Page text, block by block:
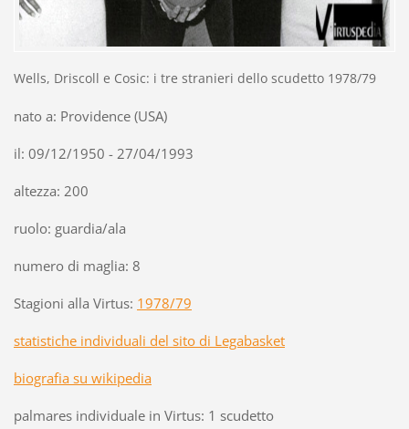
Wells, Driscoll e Cosic: i tre stranieri dello scudetto 1978/79
nato a: Providence (USA)
il: 09/12/1950 - 27/04/1993
altezza: 200
ruolo: guardia/ala
numero di maglia: 8
Stagioni alla Virtus: 1978/79
statistiche individuali del sito di Legabasket
biografia su wikipedia
palmares individuale in Virtus: 1 scudetto